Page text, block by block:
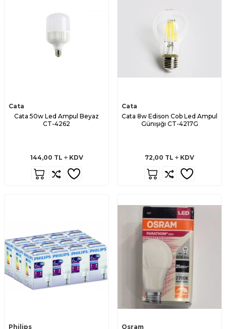
Cata
Cata 50w Led Ampul Beyaz
CT-4262
144,00 TL KDV
Cata
Cata 8w Edison Cob Led Ampul
Günışığı CT-4217G
72,00 TL KDV
Philips Osram